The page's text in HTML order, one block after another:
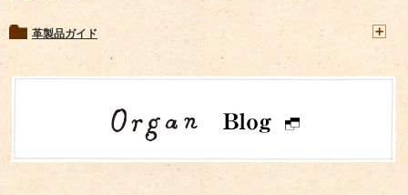
革製品ガイド